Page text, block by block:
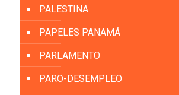
PALESTINA
PAPELES PANAMÁ
PARLAMENTO
PARO-DESEMPLEO